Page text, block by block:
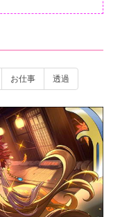
お仕事 透過